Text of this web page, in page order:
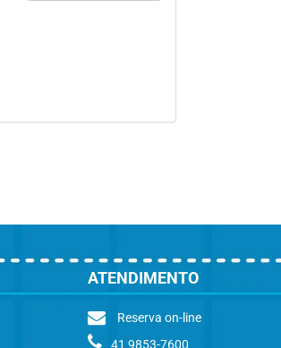
ATENDIMENTO
Reserva on-line
41 9853-7600